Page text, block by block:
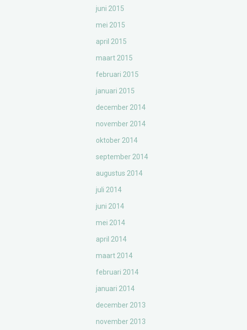
juni 2015
mei 2015
april 2015
maart 2015
februari 2015
januari 2015
december 2014
november 2014
oktober 2014
september 2014
augustus 2014
juli 2014
juni 2014
mei 2014
april 2014
maart 2014
februari 2014
januari 2014
december 2013
november 2013